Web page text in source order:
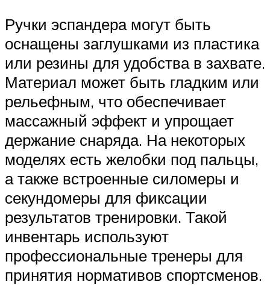
Ручки эспандера могут быть
оснащены заглушками из пластика
или резины для удобства в захвате.
Материал может быть гладким или
рельефным, что обеспечивает
массажный эффект и упрощает
держание снаряда. На некоторых
моделях есть желобки под пальцы,
а также встроенные силомеры и
секундомеры для фиксации
результатов тренировки. Такой
инвентарь используют
профессиональные тренеры для
принятия нормативов спортсменов.